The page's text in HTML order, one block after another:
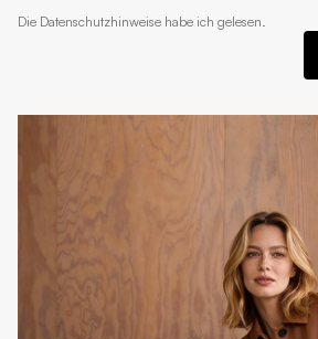
Die Datenschutzhinweise habe ich gelesen.